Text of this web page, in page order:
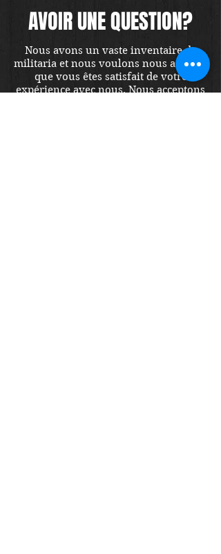
AVOIR UNE QUESTION?
Nous avons un vaste inventaire de
militaria et nous voulons nous assurer
que vous êtes satisfait de votre
expérience avec nous. Nous acceptons